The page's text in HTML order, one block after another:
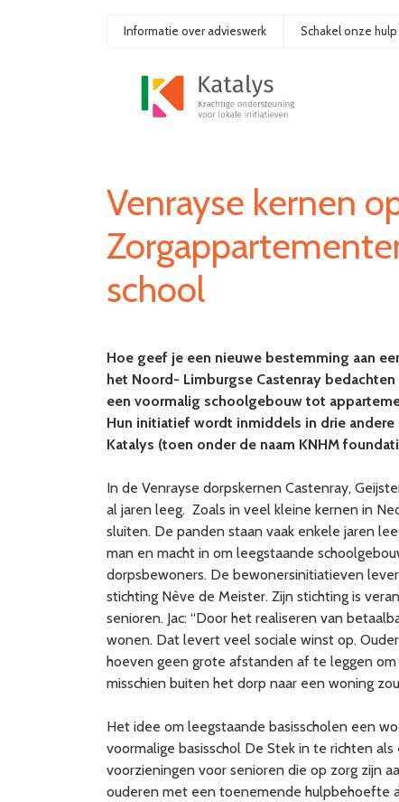
Informatie over advieswerk Schakel onze hulp
Venrayse kernen
school
Hoe geef je een nieuwe bestemming aan
het Noord- Limburgse Castenray
een voormalig schoolgebouw tot
Hun initiatief wordt inmiddels in drie
Katalys (toen onder de naam KNHM
In de Venrayse dorpskernen Castenray,
al jaren leeg. Zoals in veel kleine kernen in
sluiten. De panden staan vaak enkele jaren
man en macht in om leegstaande
dorpsbewoners. De bewonersinitiatieven
stichting Nève de Meister. Zijn stichting is
senioren. Jac: “Door het realiseren van
wonen. Dat levert veel sociale winst op.
hoeven geen grote afstanden af te leggen
misschien buiten het dorp naar een woning
Het idee om leegstaande basisscholen een
voormalige basisschol De Stek in te richten
voorzieningen voor senioren die op zorg zijn
ouderen met een toenemende hulpbehoefte